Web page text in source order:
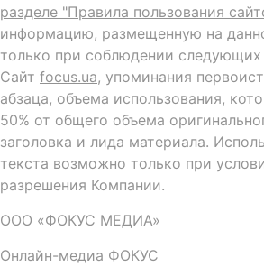
разделе "Правила пользования
информацию, размещенную на
только при соблюдении следующих
Сайт focus.ua, упоминания
абзаца, объема использования,
50% от общего объема
заголовка и лида материала.
текста возможно только при
разрешения Компании.
ООО «ФОКУС МЕДИА»
Онлайн-медиа ФОКУС